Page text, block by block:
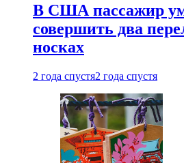
В США пассажир
совершить два
носках
2 года спустя2 года спустя